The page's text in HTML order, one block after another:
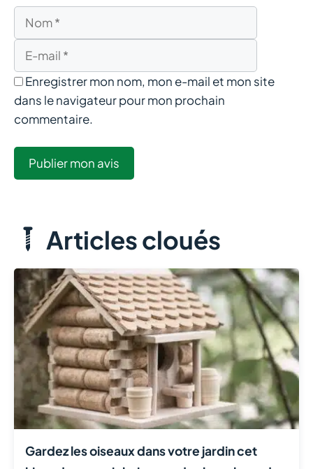
Nom
mail
Enregistrer mon nom, mon e-mail et mon site
dans le navigateur pour mon prochain
commentaire.
Articles cloués
Gardez les oiseaux dans votre jardin cet